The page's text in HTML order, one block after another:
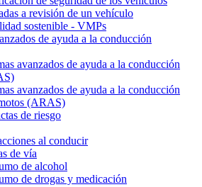
a revisión de un vehículo
sostenible - VMPs
de ayuda a la conducción
avanzados de ayuda a la conducción
avanzados de ayuda a la conducción
(ARAS)
de riesgo
al conducir
de vía
de alcohol
de drogas y medicación